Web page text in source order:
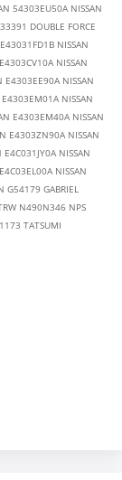
54303EU50A NISSAN
DOUBLE FORCE
NISSAN
NISSAN
E4303EE90A NISSAN
NISSAN
E4303EM40A NISSAN
E4303ZN90A NISSAN
NISSAN
NISSAN
G54179 GABRIEL
N490N346 NPS
TATSUMI